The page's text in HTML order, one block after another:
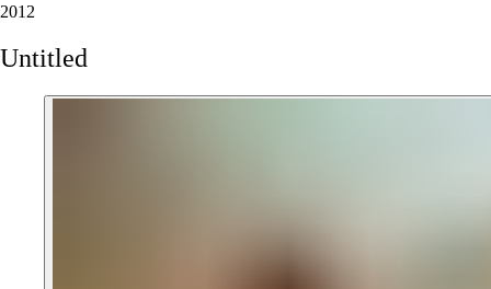
2012
Untitled